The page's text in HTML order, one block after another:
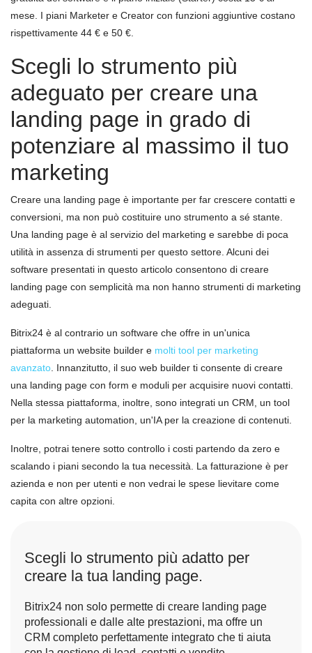
mese. I piani Marketer e Creator con funzioni aggiuntive costano
rispettivamente 44 € e 50 €.
Scegli lo strumento più
adeguato per creare una
landing page in grado di
potenziare al massimo il tuo
marketing
Creare una landing page è importante per far crescere contatti e
conversioni, ma non può costituire uno strumento a sé stante.
Una landing page è al servizio del marketing e sarebbe di poca
utilità in assenza di strumenti per questo settore. Alcuni dei
software presentati in questo articolo consentono di creare
landing page con semplicità ma non hanno strumenti di marketing
adeguati.
Bitrix24 è al contrario un software che offre in un'unica
piattaforma un website builder e molti tool per marketing
avanzato . Innanzitutto, il suo web builder ti consente di creare
una landing page con form e moduli per acquisire nuovi contatti.
Nella stessa piattaforma, inoltre, sono integrati un CRM, un tool
per la marketing automation, un'IA per la creazione di contenuti.
Inoltre, potrai tenere sotto controllo i costi partendo da zero e
scalando i piani secondo la tua necessità. La fatturazione è per
azienda e non per utenti e non vedrai le spese lievitare come
capita con altre opzioni.
Scegli lo strumento più adatto per
creare la tua landing page.
Bitrix24 non solo permette di creare landing page
professionali e dalle alte prestazioni, ma offre un
CRM completo perfettamente integrato che ti aiuta